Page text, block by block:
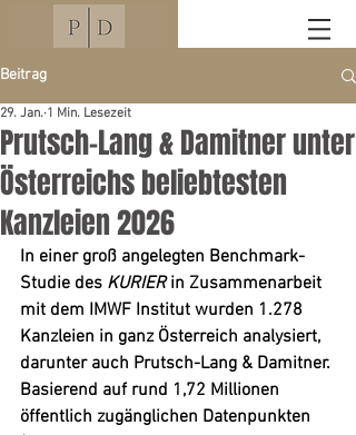
Beitrag
Prutsch-Lang & Damitner unter
Österreichs beliebtesten
Kanzleien 2026
29. Jan. 1 Min. Lesezeit
In einer groß angelegten Benchmark-
Studie des KURIER in Zusammenarbeit
mit dem IMWF Institut wurden 1.278
Kanzleien in ganz Österreich analysiert,
darunter auch Prutsch-Lang & Damitner.
Basierend auf rund 1,72 Millionen
öffentlich zugänglichen Datenpunkten